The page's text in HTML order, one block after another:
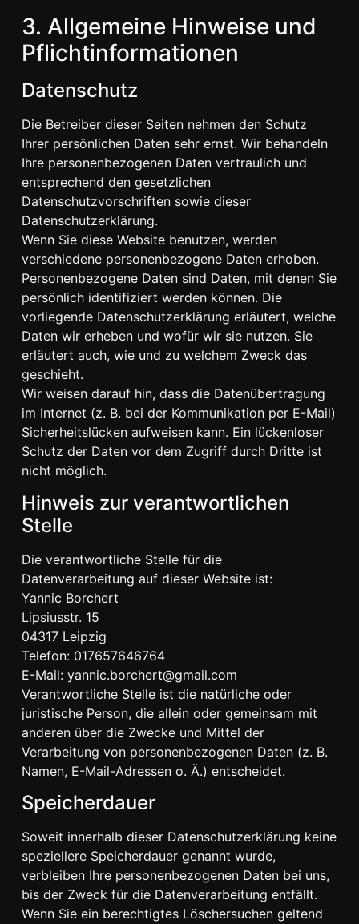
3. Allgemeine Hinweise und
Pflicht­informationen
Datenschutz
Die Betreiber dieser Seiten nehmen den Schutz
Ihrer persönlichen Daten sehr ernst. Wir behandeln
Ihre personenbezogenen Daten vertraulich und
entsprechend den gesetzlichen
Datenschutzvorschriften sowie dieser
Datenschutzerklärung.
Wenn Sie diese Website benutzen, werden
verschiedene personenbezogene Daten erhoben.
Personenbezogene Daten sind Daten, mit denen Sie
persönlich identifiziert werden können. Die
vorliegende Datenschutzerklärung erläutert, welche
Daten wir erheben und wofür wir sie nutzen. Sie
erläutert auch, wie und zu welchem Zweck das
geschieht.
Wir weisen darauf hin, dass die Datenübertragung
im Internet (z. B. bei der Kommunikation per E-Mail)
Sicherheitslücken aufweisen kann. Ein lückenloser
Schutz der Daten vor dem Zugriff durch Dritte ist
nicht möglich.
Hinweis zur verantwortlichen
Stelle
Die verantwortliche Stelle für die
Datenverarbeitung auf dieser Website ist:
Yannic Borchert
Lipsiusstr. 15
04317 Leipzig
Telefon: 017657646764
E-Mail: yannic.borchert@gmail.com
Verantwortliche Stelle ist die natürliche oder
juristische Person, die allein oder gemeinsam mit
anderen über die Zwecke und Mittel der
Verarbeitung von personenbezogenen Daten (z. B.
Namen, E-Mail-Adressen o. Ä.) entscheidet.
Speicherdauer
Soweit innerhalb dieser Datenschutzerklärung keine
speziellere Speicherdauer genannt wurde,
verbleiben Ihre personenbezogenen Daten bei uns,
bis der Zweck für die Datenverarbeitung entfällt.
Wenn Sie ein berechtigtes Löschersuchen geltend